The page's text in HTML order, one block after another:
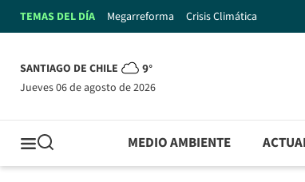
TEMAS DEL DÍA Megarreforma Crisis Climática
SANTIAGO DE CHILE 9°
jueves 06 de agosto de 2026
MEDIO AMBIENTE